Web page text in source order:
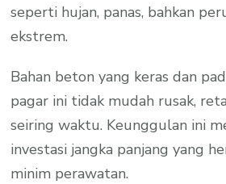
seperti hujan, panas, bahkan
ekstrem.
Bahan beton yang keras dan
pagar ini tidak mudah rusak,
seiring waktu. Keunggulan ini
investasi jangka panjang yang
minim perawatan.